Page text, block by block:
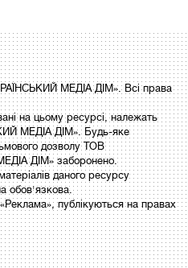
МЕДІА ДІМ». Всі права
на цьому ресурсі, належать
МЕДІА ДІМ». Будь-яке
дозволу ТОВ
ДІМ» заборонено.
даного ресурсу
обов'язкова.
публікуються на правах